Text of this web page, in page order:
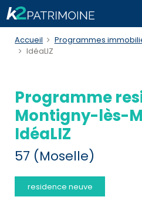
Accueil Programmes
IdéaLIZ
Programme
Montigny-lès-
IdéaLIZ
57 (Moselle)
residence neuve